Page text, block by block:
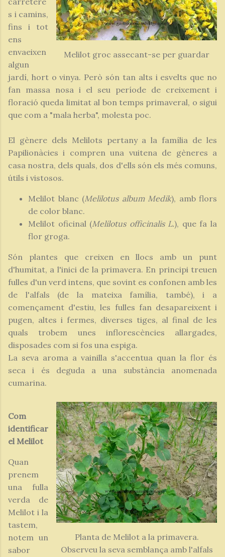
Melilot groc assecant-se per guardar
s i camins,
fins i tot
ens
envaeixen
algun
jardí, hort o vinya. Però són tan alts i esvelts que no
fan massa nosa i el seu període de creixement i
floració queda limitat al bon temps primaveral, o sigui
que com a "mala herba", molesta poc.
El gènere dels Melilots pertany a la família de les
Papilionàcies i compren una vuitena de gèneres a
casa nostra, dels quals, dos d'ells són els més comuns,
útils i vistosos.
Melilot blanc (Melilotus album Medik), amb flors
de color blanc.
Melilot oficinal (Melilotus officinalis L.), que fa la
flor groga.
Són plantes que creixen en llocs amb un punt
d'humitat, a l'inici de la primavera. En principi treuen
fulles d'un verd intens, que sovint es confonen amb les
de l'alfals (de la mateixa família, també), i a
començament d'estiu, les fulles fan desapareixent i
pugen, altes i fermes, diverses tiges, al final de les
quals trobem unes inflorescències allargades,
disposades com si fos una espiga.
La seva aroma a vainilla s'accentua quan la flor és
seca i és deguda a una substància anomenada
cumarina.
Planta de Melilot a la primavera.
Observeu la seva semblança amb l'alfals
Com
identificar
el Melilot
Quan
prenem
una fulla
verda de
Melilot i la
tastem,
notem un
sabor